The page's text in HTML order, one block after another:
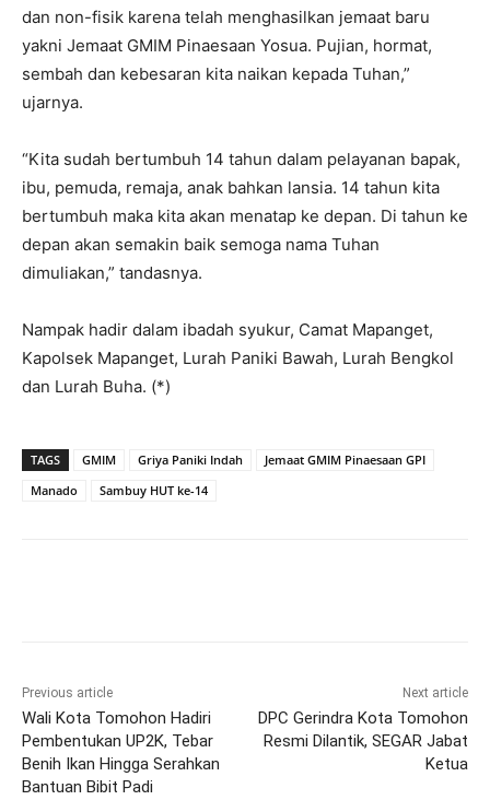
dan non-fisik karena telah menghasilkan jemaat baru
yakni Jemaat GMIM Pinaesaan Yosua. Pujian, hormat,
sembah dan kebesaran kita naikan kepada Tuhan,”
ujarnya.
“Kita sudah bertumbuh 14 tahun dalam pelayanan bapak,
ibu, pemuda, remaja, anak bahkan lansia. 14 tahun kita
bertumbuh maka kita akan menatap ke depan. Di tahun ke
depan akan semakin baik semoga nama Tuhan
dimuliakan,” tandasnya.
Nampak hadir dalam ibadah syukur, Camat Mapanget,
Kapolsek Mapanget, Lurah Paniki Bawah, Lurah Bengkol
dan Lurah Buha. (*)
TAGS GMIM Griya Paniki Indah
Jemaat GMIM Pinaesaan GPI
Manado
Sambuy HUT ke-14
Previous article
Wali Kota Tomohon Hadiri
Pembentukan UP2K, Tebar
Benih Ikan Hingga Serahkan
Bantuan Bibit Padi
Next article
DPC Gerindra Kota Tomohon
Resmi Dilantik, SEGAR Jabat
Ketua